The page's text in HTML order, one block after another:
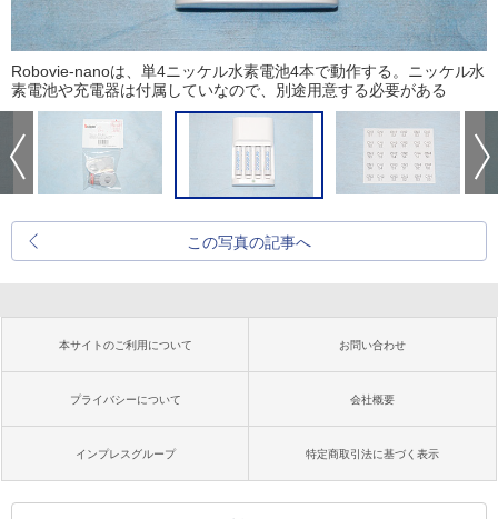
Robovie-nanoは、単4ニッケル水素電池4本で動作する。ニッケル水
素電池や充電器は付属していなので、別途用意する必要がある
この写真の記事へ
本サイトのご利用について お問い合わせ
プライバシーについて 会社概要
インプレスグループ 特定商取引法に基づく表示